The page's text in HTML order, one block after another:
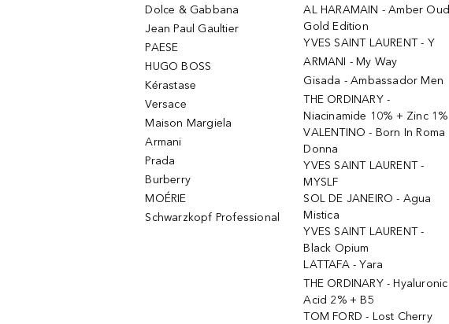
Dolce & Gabbana
Jean Paul Gaultier
PAESE
HUGO BOSS
Kérastase
Versace
Maison Margiela
Armani
Prada
Burberry
MOÉRIE
Schwarzkopf Professional
AL HARAMAIN - Amber Oud
Gold Edition
YVES SAINT LAURENT - Y
ARMANI - My Way
Gisada - Ambassador Men
THE ORDINARY -
Niacinamide 10% + Zinc 1%
VALENTINO - Born In Roma
Donna
YVES SAINT LAURENT -
MYSLF
SOL DE JANEIRO - Agua
Mistica
YVES SAINT LAURENT -
Black Opium
LATTAFA - Yara
THE ORDINARY - Hyaluronic
Acid 2% + B5
TOM FORD - Lost Cherry